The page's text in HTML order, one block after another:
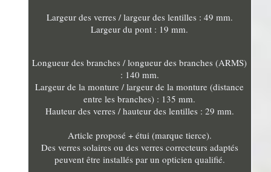
Largeur des verres / largeur des lentilles : 49 mm.
Largeur du pont : 19 mm.
Longueur des branches / longueur des branches (ARMS)
: 140 mm.
Largeur de la monture / largeur de la monture (distance
entre les branches) : 135 mm.
Hauteur des verres / hauteur des lentilles : 29 mm.
Article proposé + étui (marque tierce).
Des verres solaires ou des verres correcteurs adaptés
peuvent être installés par un opticien qualifié.